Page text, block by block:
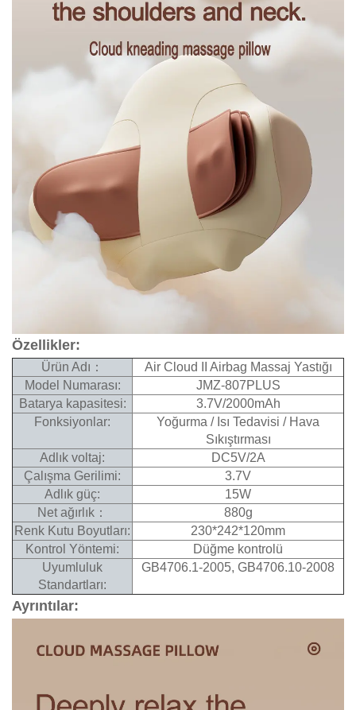
Özellikler:
Ürün Adı：
Air Cloud II Airbag Massaj Yastığı
Model Numarası:
JMZ-807PLUS
Batarya kapasitesi:
3.7V/2000mAh
Fonksiyonlar:
Yoğurma / Isı Tedavisi / Hava
Sıkıştırması
Adlık voltaj:
DC5V/2A
Çalışma Gerilimi:
3.7V
Adlık güç:
15W
Net ağırlık：
880g
Renk Kutu Boyutları:
230*242*120mm
Kontrol Yöntemi:
Düğme kontrolü
Uyumluluk
Standartları:
GB4706.1-2005, GB4706.10-2008
Ayrıntılar: